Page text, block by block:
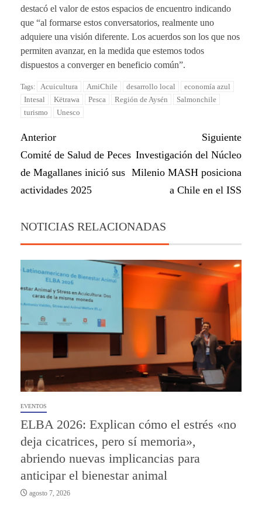
destacó el valor de estos espacios de encuentro indicando
que “al formarse estos conversatorios, realmente uno
adquiere una visión diferente. Los acuerdos son los que nos
permiten avanzar, en la medida que estemos todos
dispuestos a converger en beneficio común”.
Tags: Acuicultura AmiChile desarrollo local
economía azul
Intesal
Këtrawa Pesca Región de Aysén
Salmonchile
turismo
Unesco
Anterior
Comité de Salud de Peces
de Magallanes inició sus
actividades 2025
Siguiente
Investigación del Núcleo
Milenio MASH posiciona
a Chile en el ISS
NOTICIAS RELACIONADAS
EVENTOS
ELBA 2026: Explican cómo el estrés «no
deja cicatrices, pero sí memoria»,
abriendo nuevas implicancias para
anticipar el bienestar animal
agosto 7, 2026